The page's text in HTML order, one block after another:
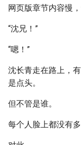
网页版章节内容慢
“沈兄！”
“嗯！”
沈长青走在路上，
是点头。
但不管是谁。
每个人脸上都没有